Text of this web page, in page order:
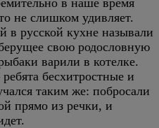
в наше время
не слишком удивляет.
в русской кухне называли
свою родословную
варили в котелке.
бесхитростные и
таким же: побросали
прямо из речки, и